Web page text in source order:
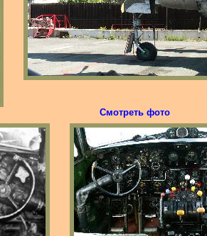
Смотреть фото